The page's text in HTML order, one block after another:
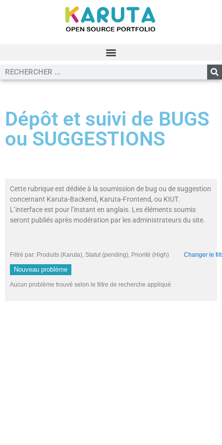
Dépôt et suivi de BUGS
ou SUGGESTIONS
Cette rubrique est dédiée à la soumission de bug ou de suggestion
concernant Karuta-Backend, Karuta-Frontend, ou KIUT.
L’interface est pour l’instant en anglais. Les éléments soumis
seront publiés après modération par les administrateurs du site.
Filtré par: Produits (Karuta), Statut (pending), Priorité (High) Changer le
Nouveau problème
Aucun problème trouvé selon le filtre de recherche appliqué.